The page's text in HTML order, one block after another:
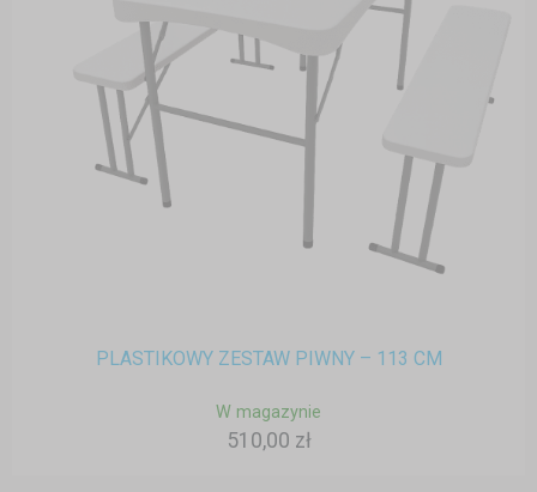
PLASTIKOWY ZESTAW PIWNY – 113 CM
W magazynie
510,00 zł